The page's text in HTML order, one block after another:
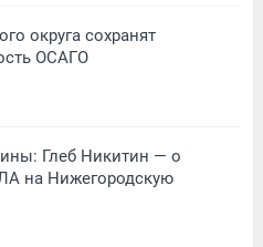
округа сохранят
ОСАГО
Глеб Никитин — о
на Нижегородскую